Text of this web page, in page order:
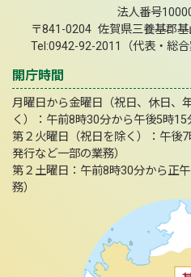
法人番号
〒841-0204 佐賀県三養基郡
Tel:0942-92-2011（代表・総
開庁時間
月曜日から金曜日（祝日、休日、
く）：午前8時30分から午後5時15
第２火曜日（祝日を除く）：午後
発行など一部の業務）
第２土曜日：午前8時30分から正
務）